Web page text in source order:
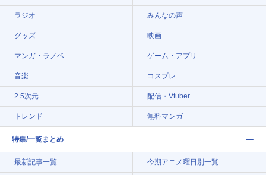
ラジオ みんなの声
グッズ 映画
マンガ・ラノベ ゲーム・アプリ
音楽 コスプレ
2.5次元 配信・Vtuber
トレンド 無料マンガ
特集/一覧まとめ
最新記事一覧 今期アニメ曜日別一覧